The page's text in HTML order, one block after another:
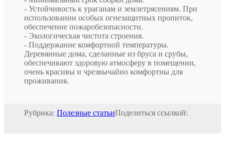
- Устойчивость к ураганам и землетрясениям. При
использовании особых огнезащитных пропиток,
обеспечение пожаробезопасности.
- Экологическая чистота строения.
- Поддержание комфортной температуры.
Деревянные дома, сделанные из бруса и срубы,
обеспечивают здоровую атмосферу в помещении,
очень красивы и чрезвычайно комфортны для
проживания.
Рубрика: Полезные статьиПоделиться ссылкой: